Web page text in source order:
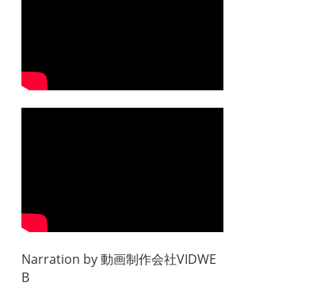
Narration by動画制作会社VIDWE
B